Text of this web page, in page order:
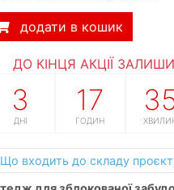
додати в кошик
ДО КІНЦЯ АКЦІЇ
3
ДНІ
17
ГОДИН
Що входить до складу